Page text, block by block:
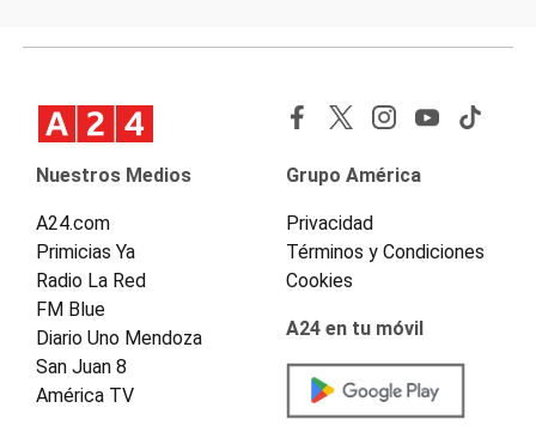
Nuestros Medios
A24.com
Primicias Ya
Radio La Red
FM Blue
Diario Uno Mendoza
San Juan 8
América TV
Grupo América
Privacidad
Términos y Condiciones
Cookies
A24 en tu móvil